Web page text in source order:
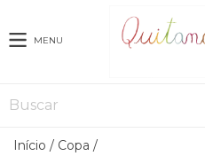
MENU
Início / Copa /